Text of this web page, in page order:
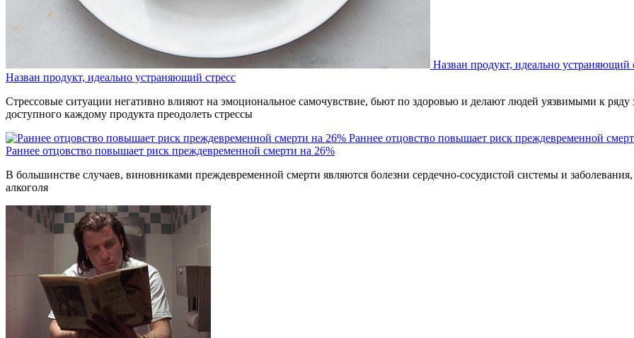
Назван продукт, идеально устраняющий
Назван продукт, идеально устраняющий стресс
Стрессовые ситуации негативно влияют на эмоциональное самочувствие, бьют по здоровью и делают людей уязвимыми к
доступного каждому продукта преодолеть стрессы
Раннее отцовство повышает риск преждевременной
Раннее отцовство повышает риск преждевременной смерти на 26%
В большинстве случаев, виновниками преждевременной смерти являются болезни сердечно-сосудистой системы и
алкоголя